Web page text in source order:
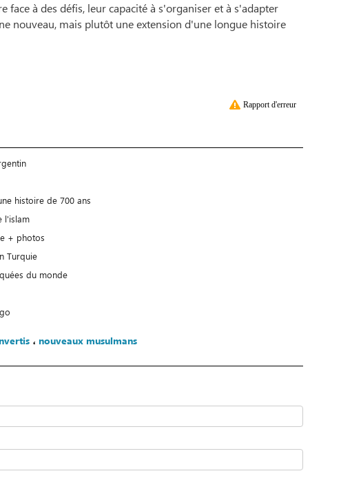
à des défis, leur capacité à s'organiser et à s'adapter
nouveau, mais plutôt une extension d'une longue histoire
Rapport d'erreur
histoire de 700 ans
l'islam
+ photos
Turquie
du monde
، nouveaux musulmans